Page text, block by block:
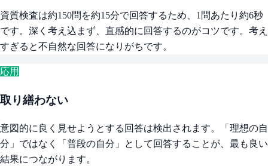
資質検査は約150問を約15分で回答するため、1問あたり約6秒
です。深く考え込まず、直感的に回答するのがコツです。考え
すぎると不自然な回答になりがちです。
応用
取り繕わない
意図的に良く見せようとする回答は検出されます。「理想の自
分」ではなく「普段の自分」として回答することが、最も良い
結果につながります。